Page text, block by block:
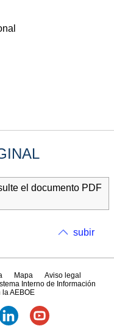
el documento PDF
subir
Mapa
Aviso legal
Interno de Información
la AEBOE